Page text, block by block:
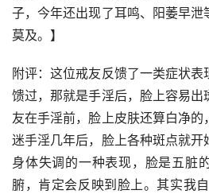
子，今年还出现了耳鸣、阳萎早
莫及。】
附评：这位戒友反馈了一类症状
馈过，那就是手淫后，脸上容易
友在手淫前，脸上皮肤还算白净
迷手淫几年后，脸上各种斑点就开
身体失调的一种表现，脸是五脏
腑，肯定会反映到脸上。其实我